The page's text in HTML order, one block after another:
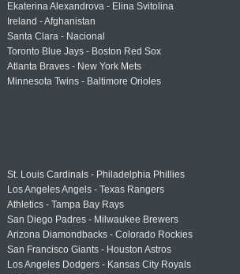
Ekaterina Alexandrova - Elina Svitolina
Ireland - Afghanistan
Santa Clara - Nacional
Toronto Blue Jays - Boston Red Sox
Atlanta Braves - New York Mets
Minnesota Twins - Baltimore Orioles
St. Louis Cardinals - Philadelphia Phillies
Los Angeles Angels - Texas Rangers
Athletics - Tampa Bay Rays
San Diego Padres - Milwaukee Brewers
Arizona Diamondbacks - Colorado Rockies
San Francisco Giants - Houston Astros
Los Angeles Dodgers - Kansas City Royals